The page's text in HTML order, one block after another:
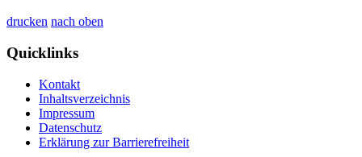
drucken nach oben
Quicklinks
Kontakt
Inhaltsverzeichnis
Impressum
Datenschutz
Erklärung zur Barrierefreiheit